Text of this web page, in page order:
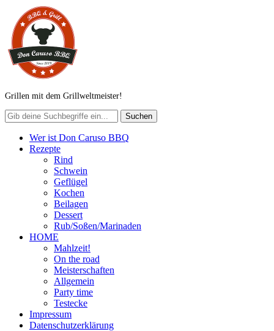
Grillen mit dem Grillweltmeister!
Wer ist Don Caruso BBQ
Rezepte
Rind
Schwein
Geflügel
Kochen
Beilagen
Dessert
Rub/Soßen/Marinaden
HOME
Mahlzeit!
On the road
Meisterschaften
Allgemein
Party time
Testecke
Impressum
Datenschutzerklärung